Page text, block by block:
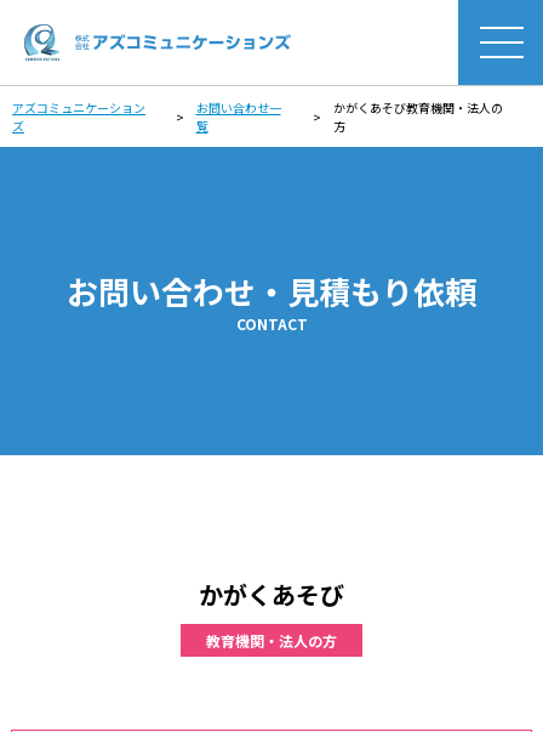
アズコミュニケーション
ズ
>
お問い合わせ一
覧
>
かがくあそび教育機関・法人の
方
お問い合わせ・見積もり依頼
CONTACT
かがくあそび
教育機関・法人の方